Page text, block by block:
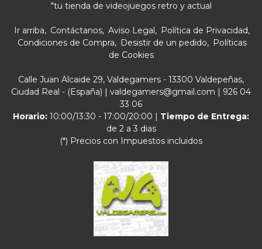
"tu tienda de videojuegos retro y actual
Ir arriba Contáctanos Aviso Legal
Política de Privacidad
Condiciones de Compra
Desistir de un pedido
Políticas
de Cookies
Calle Juan Alcaide 29, Valdegamers - 13300 Valdepeñas,
Ciudad Real - (España) | valdegamers@gmail.com | 926 04
33 06
Horario: 10:00/13:30 - 17:00/20:00 | Tiempo de Entrega:
de 2 a 3 dias
(*) Precios con Impuestos incluidos